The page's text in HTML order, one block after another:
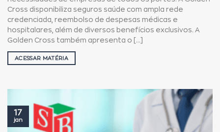
Cross disponibiliza seguros saúde com ampla rede
credenciada, reembolso de despesas médicas e
hospitalares, além de diversos benefícios exclusivos. A
Golden Cross também apresenta o [...]
ACESSAR MATÉRIA
17
jan